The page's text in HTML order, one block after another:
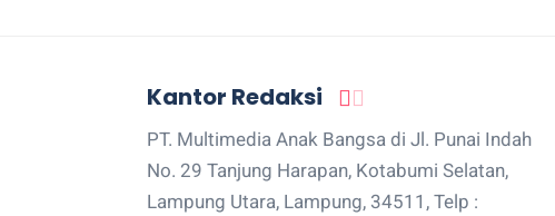
Kantor Redaksi
PT. Multimedia Anak Bangsa di Jl. Punai Indah
No. 29 Tanjung Harapan, Kotabumi Selatan,
Lampung Utara, Lampung, 34511, Telp :